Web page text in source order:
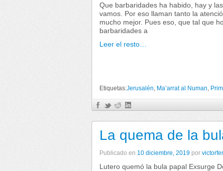
Que barbaridades ha habido, hay y
vamos. Por eso llaman tanto la
mucho mejor. Pues eso, que tal que
barbaridades a
Leer el resto…
Etiquetas:Jerusalén, Ma’arrat al Numan,
La quema de la
Publicado en 10 diciembre, 2019 por
Lutero quemó la bula papal Exsurge